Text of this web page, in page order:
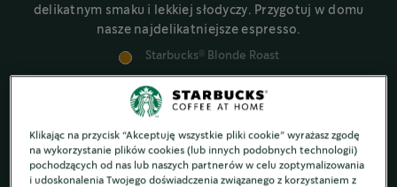
delikatnym smaku i lekkiej słodyczy. Przygotuj w domu
nasze najdelikatniejsze espresso.
Starbucks®Blonde Roast
Aksamitne i słodkie nuty
Klikając na przycisk “Akceptuję wszystkie pliki cookie” wyrażasz zgodę
na wykorzystanie plików cookies (lub innych podobnych technologii)
pochodzących od nas lub naszych partnerów w celu zoptymalizowania
i udoskonalenia Twojego doświadczenia związanego z korzystaniem z